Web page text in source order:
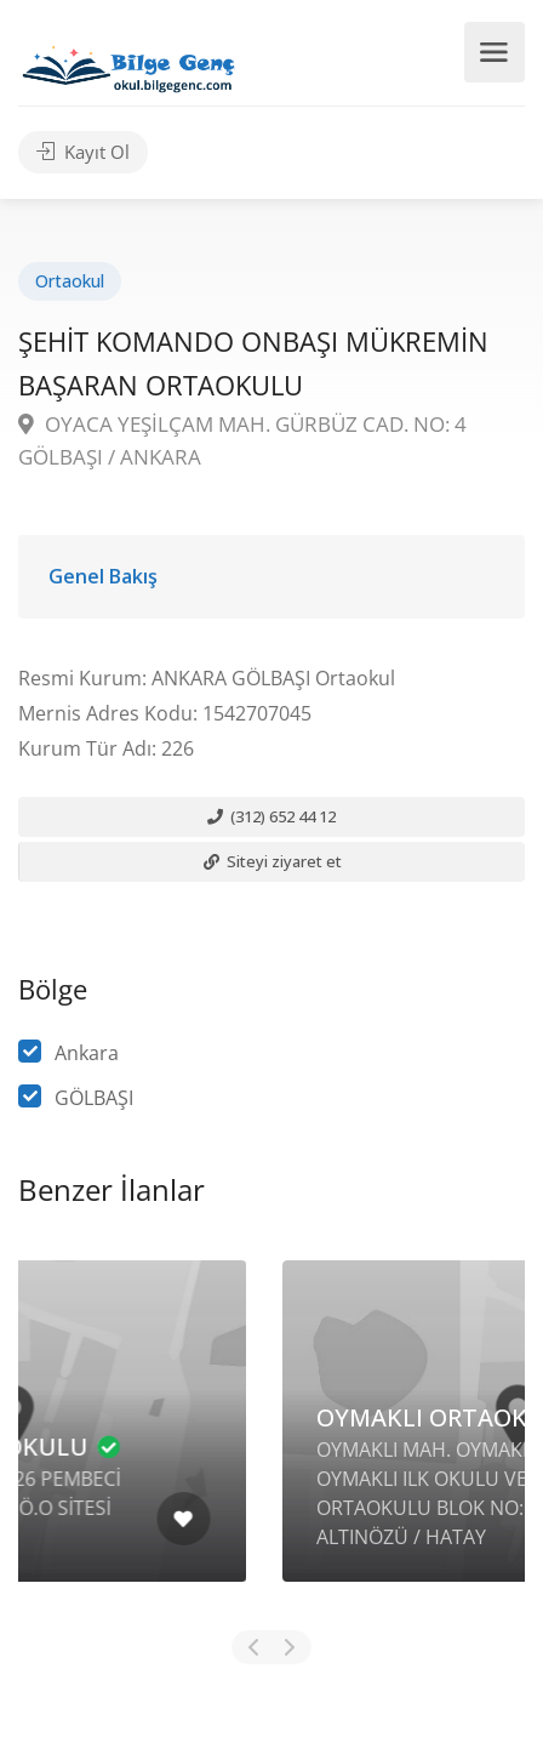
Kayıt Ol
Ortaokul
ŞEHİT KOMANDO ONBAŞI MÜKREMİN
BAŞARAN ORTAOKULU
OYACA YEŞİLÇAM MAH. GÜRBÜZ CAD. NO: 4
GÖLBAŞI / ANKARA
Genel Bakış
Resmi Kurum: ANKARA GÖLBAŞI Ortaokul
Mernis Adres Kodu: 1542707045
Kurum Tür Adı: 226
(312) 652 44 12
Siteyi ziyaret et
Bölge
Ankara
GÖLBAŞI
Benzer İlanlar
OYMAKLI ORTAOKULU
OYMAKLI MAH. OYMAKLI 6 SK.
OYMAKLI ILK OKULU VE
ORTAOKULU BLOK NO: 58